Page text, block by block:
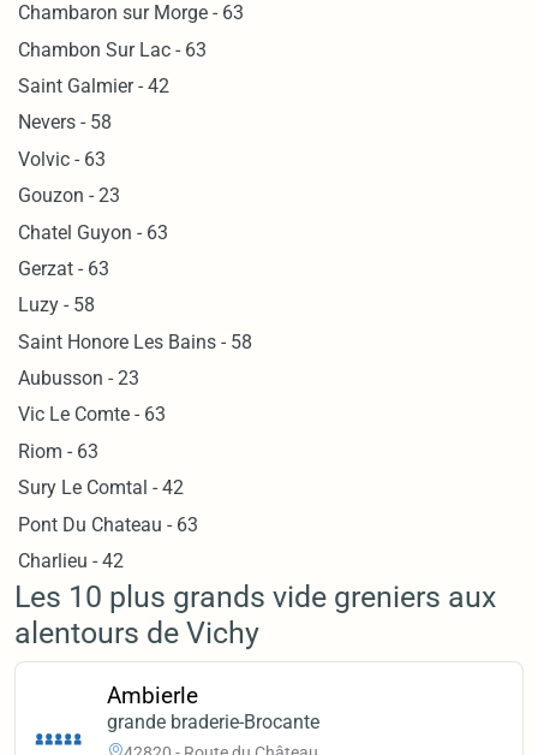
Chambaron sur Morge - 63
Chambon Sur Lac - 63
Saint Galmier - 42
Nevers - 58
Volvic - 63
Gouzon - 23
Chatel Guyon - 63
Gerzat - 63
Luzy - 58
Saint Honore Les Bains - 58
Aubusson - 23
Vic Le Comte - 63
Riom - 63
Sury Le Comtal - 42
Pont Du Chateau - 63
Charlieu - 42
Les 10 plus grands vide greniers aux
alentours de Vichy
Ambierle
grande braderie-Brocante